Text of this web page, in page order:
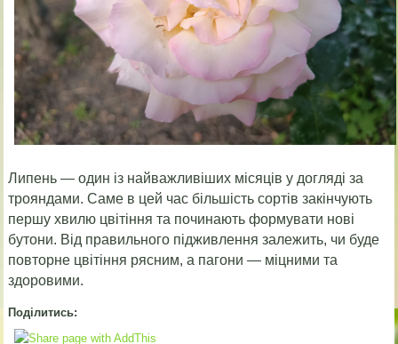
Липень — один із найважливіших місяців у догляді за
трояндами. Саме в цей час більшість сортів закінчують
першу хвилю цвітіння та починають формувати нові
бутони. Від правильного підживлення залежить, чи буде
повторне цвітіння рясним, а пагони — міцними та
здоровими.
Поділитись: